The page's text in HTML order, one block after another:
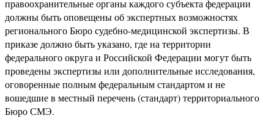
правоохранительные органы каждого субъекта федерации
должны быть оповещены об экспертных возможностях
регионального Бюро судебно-медицинской экспертизы. В
приказе должно быть указано, где на территории
федерального округа и Российской Федерации могут быть
проведены экспертизы или дополнительные исследования,
оговоренные полным федеральным стандартом и не
вошедшие в местный перечень (стандарт) территориального
Бюро СМЭ.